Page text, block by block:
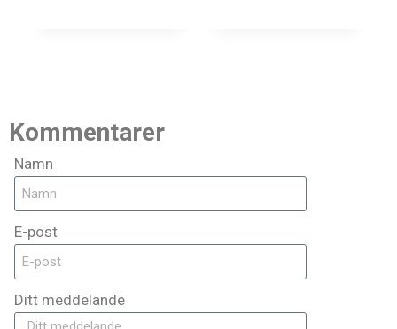
Kommentarer
Namn
E-post
Ditt meddelande